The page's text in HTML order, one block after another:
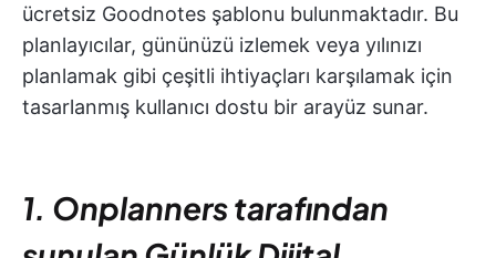
ücretsiz Goodnotes şablonu bulunmaktadır. Bu
planlayıcılar, gününüzü izlemek veya yılınızı
planlamak gibi çeşitli ihtiyaçları karşılamak için
tasarlanmış kullanıcı dostu bir arayüz sunar.
1. Onplanners tarafından